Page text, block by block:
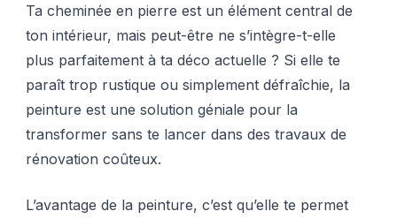
Ta cheminée en pierre est un élément central de
ton intérieur, mais peut-être ne s’intègre-t-elle
plus parfaitement à ta déco actuelle ? Si elle te
paraît trop rustique ou simplement défraîchie, la
peinture est une solution géniale pour la
transformer sans te lancer dans des travaux de
rénovation coûteux.
L’avantage de la peinture, c’est qu’elle te permet